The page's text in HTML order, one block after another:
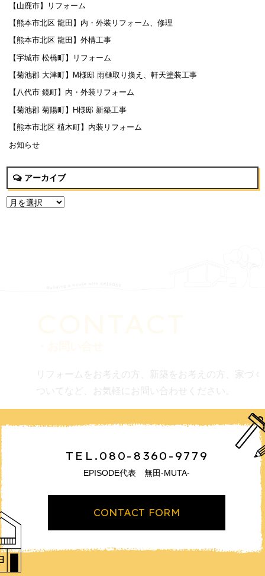
【山鹿市】リフォーム
【熊本市北区 龍田】内・外装リフォーム、修理
【熊本市北区 龍田】外構工事
【宇城市 松橋町】リフォーム
【菊池郡 大津町】M様邸 雨樋取り換え、軒天塗装工事
【八代市 鏡町】内・外装リフォーム
【菊池郡 菊陽町】H様邸 新築工事
【熊本市北区 植木町】内装リフォーム
お知らせ
アーカイブ
リフォームをお考えの方、新築をお考えの方、家づ
ついてなど、お気軽にお問い合わせください。
TEL.080-8360-9779
EPISODE代表 無田-MUTA-
CONTACT FORM